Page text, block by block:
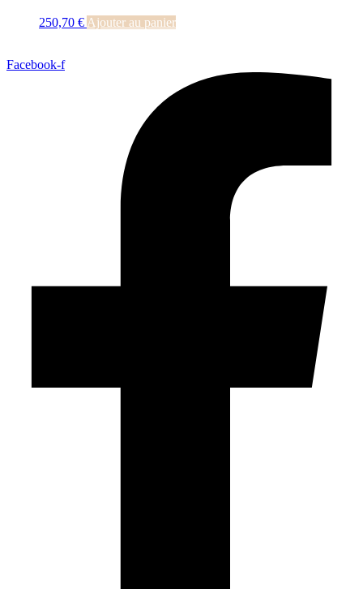
250,70 € Ajouter au panier
Facebook-f